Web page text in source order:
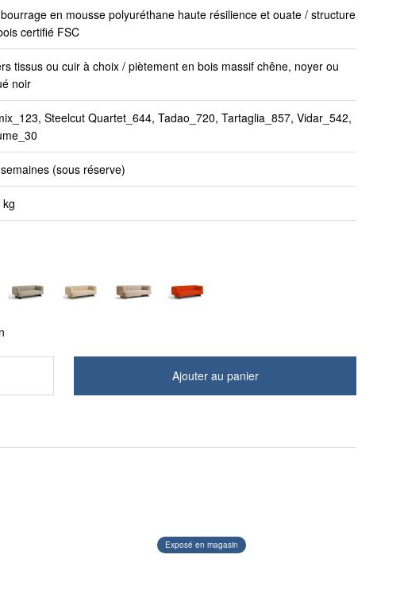
en mousse polyuréthane haute résilience et ouate / structure
certifié FSC
tissus ou cuir à choix / piètement en bois massif chêne, noyer ou
noir
Steelcut Quartet_644, Tadao_720, Tartaglia_857, Vidar_542,
(sous réserve)
kg
Ajouter au panier
Exposé en magasin